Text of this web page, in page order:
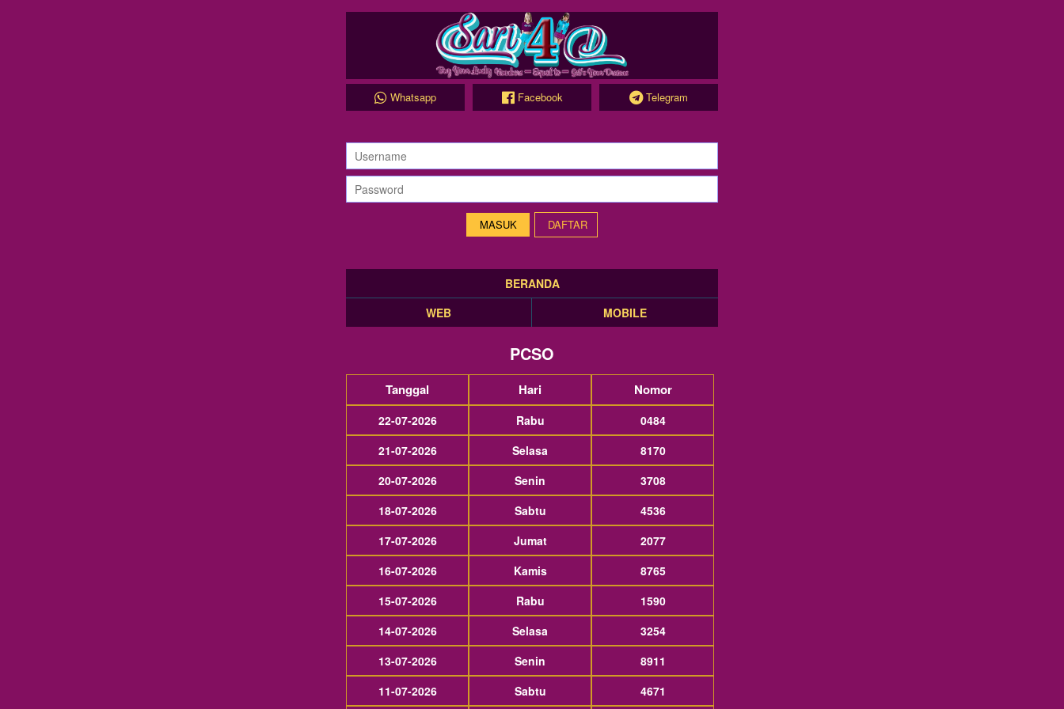
Whatsapp Facebook Telegram
DAFTAR
BERANDA
WEB
MOBILE
PCSO
Tanggal Hari Nomor
22-07-2026 Rabu
0484
21-07-2026
Selasa
8170
20-07-2026
Senin
3708
18-07-2026
Sabtu
4536
17-07-2026
Jumat
2077
16-07-2026
Kamis
8765
15-07-2026
Rabu
1590
14-07-2026
Selasa
3254
13-07-2026
Senin
8911
11-07-2026
Sabtu 4671